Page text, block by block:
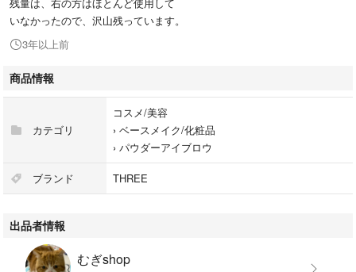
いなかったので、沢山残っています。
3年以上前
商品情報
カテゴリ
コスメ/美容
› ベースメイク/化粧品
› パウダーアイブロウ
ブランド THREE
出品者情報
むぎshop